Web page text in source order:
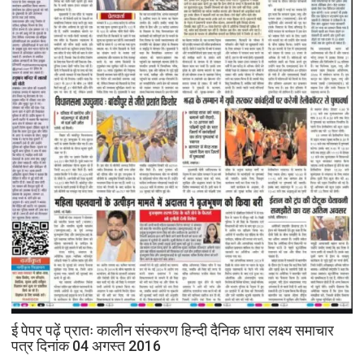
ई पेपर पढ़ें प्रातः कालीन संस्करण हिन्दी दैनिक धारा लक्ष्य समाचार
पत्र दिनांक 04 अगस्त 2016